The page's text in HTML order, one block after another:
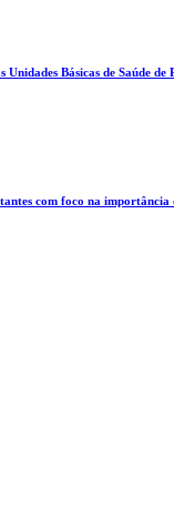
Básicas de Saúde de
com foco na